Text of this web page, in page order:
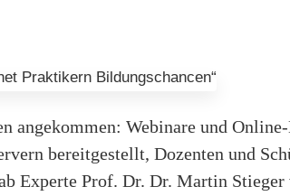
angekommen: Webinare und
bereitgestellt, Dozenten und
Experte Prof. Dr. Dr. Martin Stieger